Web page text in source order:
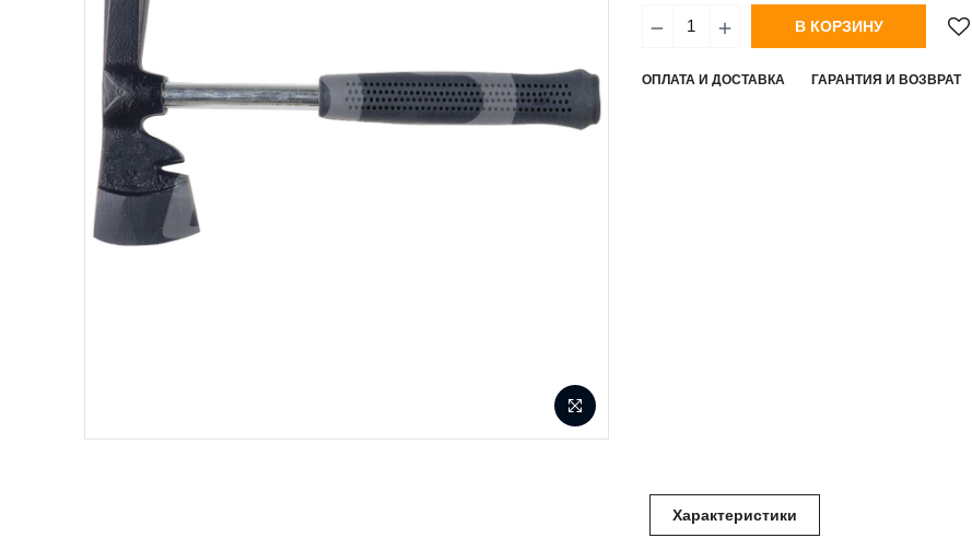
В КОРЗИНУ
ОПЛАТА И ДОСТАВКА ГАРАНТИЯ И ВОЗВРАТ
Характеристики